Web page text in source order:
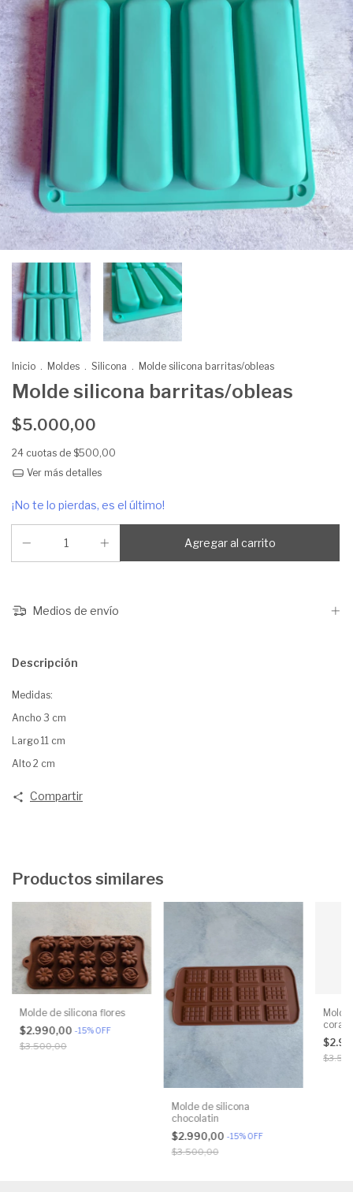
Inicio . Moldes . Silicona . Molde silicona barritas/obleas
Molde silicona barritas/obleas
$5.000,00
24 cuotas de $500,00
Ver más detalles
¡No te lo pierdas, es el último!
Medios de envío
Descripción
Medidas:
Ancho 3 cm
Largo 11 cm
Alto 2 cm
Compartir
Productos similares
Molde de silicona flores
$2.990,00 -15%OFF
$3.500,00
Molde de silicona
chocolatin
$2.990,00 -15%OFF
$3.500,00